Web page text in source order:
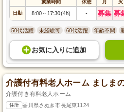
就業時間 休憩 月 火
日勤 8:00～ 17:30(4h) - 募集 募
50代活躍 未経験可 60代活躍 年齢不問
お気に入り に追加
介護付有料老人ホーム ましま
介護付き有料老人ホーム
住所 香川県さぬき市長尾東1124